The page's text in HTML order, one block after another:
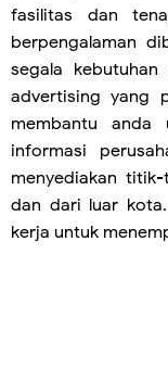
fasilitas dan
berpengalaman
segala
advertising yang
membantu anda
informasi
menyediakan
dan dari luar
kerja untuk